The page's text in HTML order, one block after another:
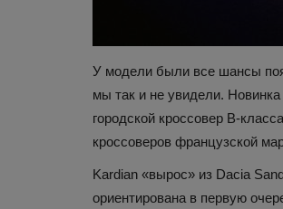
У модели были все шансы
мы так и не увидели.
городской кроссовер B-
кроссоверов французской
Kardian «вырос» из Dacia
ориентирована в первую